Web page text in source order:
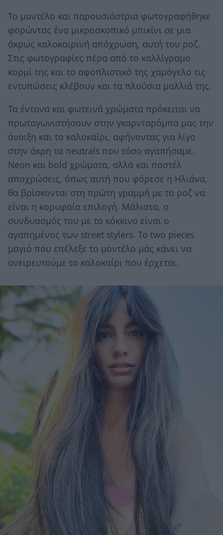
Το μοντέλο και παρουσιάστρια φωτογραφήθηκε
φορώντας ένα μικροσκοπικό μπικίνι σε μια
άκρως καλοκαιρινή απόχρωση, αυτή του ροζ.
Στις φωτογραφίες πέρα από το καλλίγραμο
κορμί της και το αφοπλιστικό της χαμόγελο τις
εντυπώσεις κλέβουν και τα πλούσια μαλλιά της.
Τα έντονα και φωτεινά χρώματα πρόκειται να
πρωταγωνιστήσουν στην γκαρνταρόμπα μας την
άνοιξη και το καλοκαίρι, αφήνοντας για λίγο
στην άκρη τα neutrals που τόσο αγαπήσαμε.
Neon και bold χρώματα, αλλά και παστέλ
αποχρώσεις, όπως αυτή που φόρεσε η Ηλιάνα,
θα βρίσκονται στη πρώτη γραμμή με το ροζ να
είναι η κορυφαία επιλογή. Μάλιστα, ο
συνδυασμός του με το κόκκινο είναι ο
αγαπημένος των street stylers. Το two pieces
μαγιό που επέλεξε το μοντέλο μάς κάνει να
ονειρευτούμε το καλοκαίρι που έρχεται.